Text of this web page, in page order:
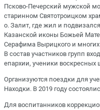
Псково-Печерский мужской
старинном Святотроицком
о. Залит, где жил и
Казанской иконы Божьей
Серафима Вырицкого и многих
В состав участников групп
епархии, ученики воскресных
Организуются поездки для
Находки. В 2019 году
Для воспитанников